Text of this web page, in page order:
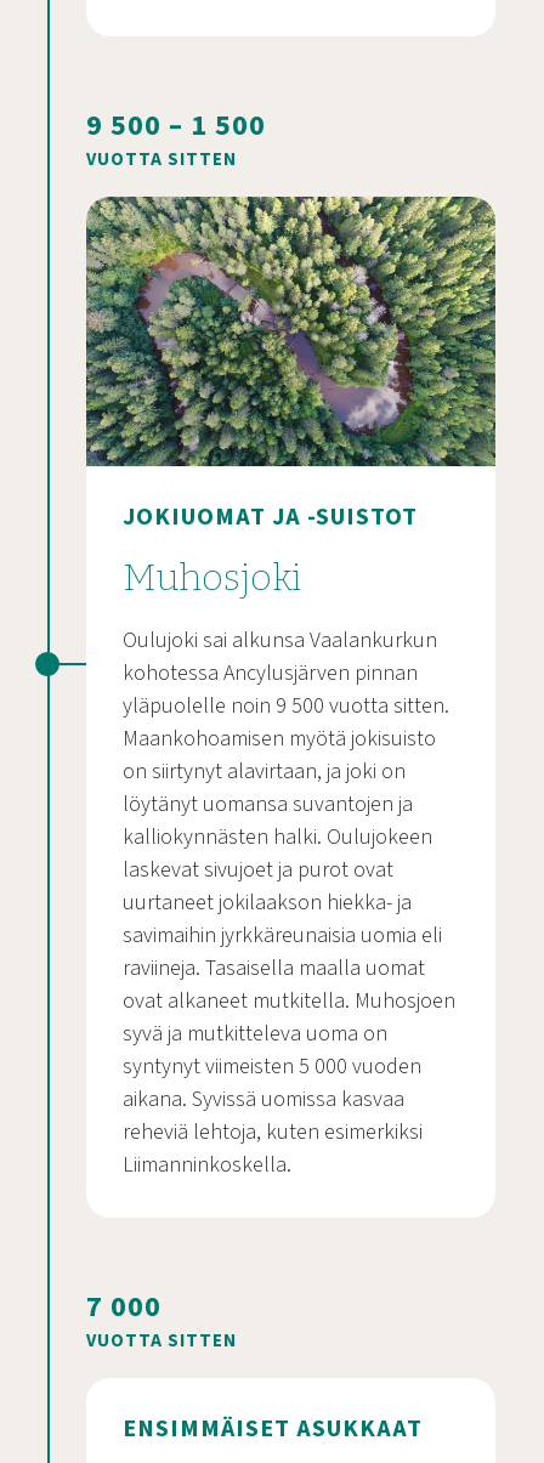
9 500 – 1 500
VUOTTA SITTEN
JOKIUOMAT JA -SUISTOT
Muhosjoki
Oulujoki sai alkunsa Vaalankurkun
kohotessa Ancylusjärven pinnan
yläpuolelle noin 9 500 vuotta sitten.
Maankohoamisen myötä jokisuisto
on siirtynyt alavirtaan, ja joki on
löytänyt uomansa suvantojen ja
kalliokynnästen halki. Oulujokeen
laskevat sivujoet ja purot ovat
uurtaneet jokilaakson hiekka- ja
savimaihin jyrkkäreunaisia uomia eli
raviineja. Tasaisella maalla uomat
ovat alkaneet mutkitella. Muhosjoen
syvä ja mutkitteleva uoma on
syntynyt viimeisten 5 000 vuoden
aikana. Syvissä uomissa kasvaa
reheviä lehtoja, kuten esimerkiksi
Liimanninkoskella.
7 000
VUOTTA SITTEN
ENSIMMÄISET ASUKKAAT